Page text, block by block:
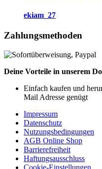
ekiam_27
Zahlungsmethoden
Deine Vorteile in unserem
Einfach kaufen und
Mail Adresse genügt
Impressum
Datenschutz
Nutzungsbedingungen
AGB Online Shop
Barrierefreiheit
Haftungsausschluss
Cookie-Einstellungen